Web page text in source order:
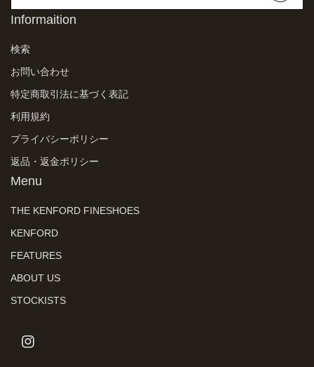
Informaition
検索
お問い合わせ
特定商取引法に基づく表記
利用規約
プライバシーポリシー
返品・返金ポリシー
Menu
THE KENFORD FINESHOES
KENFORD
FEATURES
ABOUT US
STOCKISTS